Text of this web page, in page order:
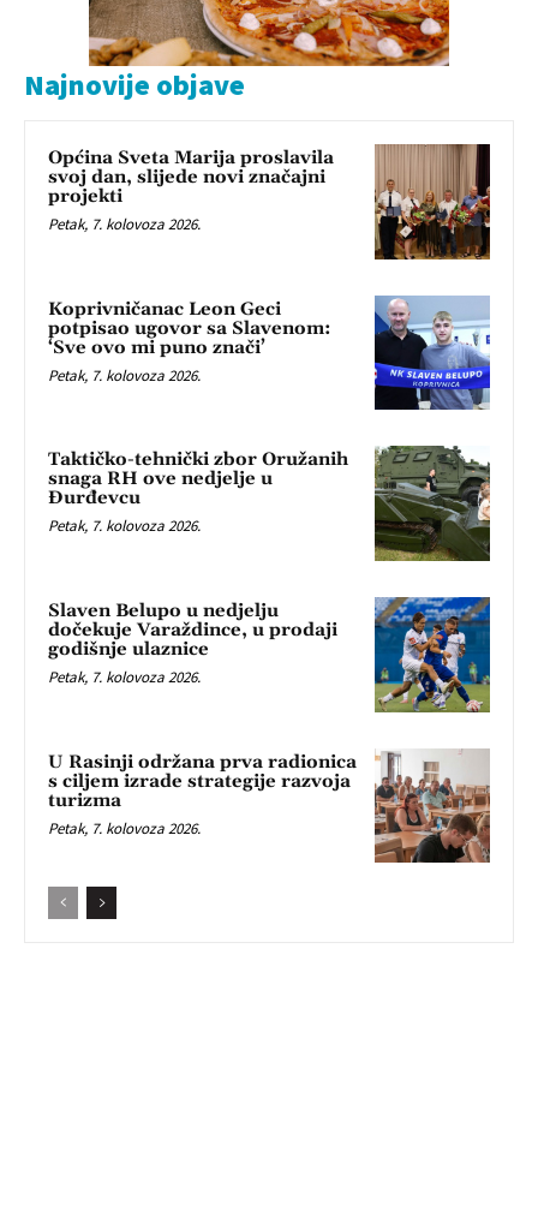
Najnovije objave
Općina Sveta Marija proslavila
svoj dan, slijede novi značajni
projekti
Petak, 7. kolovoza 2026.
Koprivničanac Leon Geci
potpisao ugovor sa Slavenom:
‘Sve ovo mi puno znači’
Petak, 7. kolovoza 2026.
Taktičko-tehnički zbor Oružanih
snaga RH ove nedjelje u
Đurđevcu
Petak, 7. kolovoza 2026.
Slaven Belupo u nedjelju
dočekuje Varaždince, u prodaji
godišnje ulaznice
Petak, 7. kolovoza 2026.
U Rasinji održana prva radionica
s ciljem izrade strategije razvoja
turizma
Petak, 7. kolovoza 2026.